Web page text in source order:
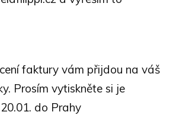
faktury vám přijdou na váš
Prosím vytiskněte si je
do Prahy